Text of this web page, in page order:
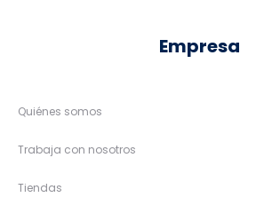
Empresa
Quiénes somos
Trabaja con nosotros
Tiendas